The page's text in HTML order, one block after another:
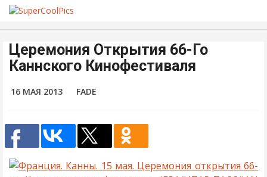
Церемония Открытия 66-Го
Каннского Кинофестиваля
16 МАЯ 2013 FADE